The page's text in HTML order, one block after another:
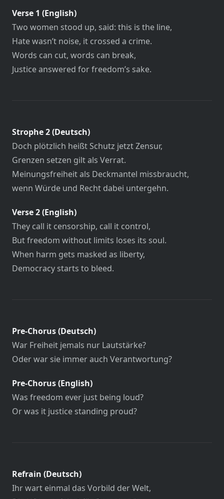
Verse 1 (English)
Two women stood up, said: this is the line,
Hate wasn’t noise, it crossed a crime.
Words can cut, words can break,
Justice answered for freedom’s sake.
Strophe 2 (Deutsch)
Doch plötzlich heißt Schutz jetzt Zensur,
Grenzen setzen gilt als Verrat.
Meinungsfreiheit als Deckmantel missbraucht,
wenn Würde und Recht dabei untergehn.
Verse 2 (English)
They call it censorship, call it control,
But freedom without limits loses its soul.
When harm gets masked as liberty,
Democracy starts to bleed.
Pre-Chorus (Deutsch)
War Freiheit jemals nur Lautstärke?
Oder war sie immer auch Verantwortung?
Pre-Chorus (English)
Was freedom ever just being loud?
Or was it justice standing proud?
Refrain (Deutsch)
Ihr wart einmal das Vorbild der Welt,